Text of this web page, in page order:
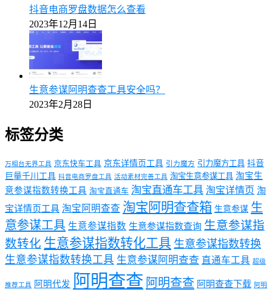
抖音电商罗盘数据怎么查看
2023年12月14日
生意参谋阿明查查工具安全吗？
2023年2月28日
标签分类
万相台无界工具 京东快车工具 京东详情页工具 引力魔方 引力魔方工具 抖音
巨量千川工具 抖音电商罗盘工具 活动素材完善工具 淘宝生意参谋工具 淘宝生
意参谋指数转换工具 淘宝直通车 淘宝直通车工具 淘宝详情页 淘
宝详情页工具 淘宝阿明查查 淘宝阿明查查箱 生意参谋 生
意参谋工具 生意参谋指数 生意参谋指数查询 生意参谋指
数转化 生意参谋指数转化工具 生意参谋指数转换
生意参谋指数转换工具 生意参谋阿明查查 直通车工具 超级
推荐工具 阿明代发 阿明查查 阿明查查 阿明查查下载 阿明